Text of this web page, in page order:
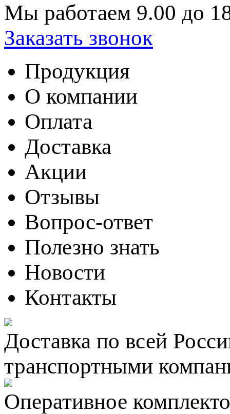
Мы работаем 9.00 до
Заказать звонок
Продукция
О компании
Оплата
Доставка
Акции
Отзывы
Вопрос-ответ
Полезно знать
Новости
Контакты
Доставка по всей
транспортными
Оперативное